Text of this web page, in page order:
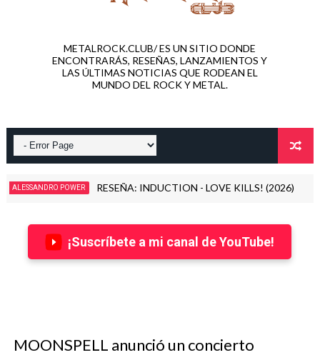
METALROCK.CLUB/ ES UN SITIO DONDE
ENCONTRARÁS, RESEÑAS, LANZAMIENTOS Y
LAS ÚLTIMAS NOTICIAS QUE RODEAN EL
MUNDO DEL ROCK Y METAL.
2026 INSIDIOUS DISEASE, banda formada por miembros de
¡Suscríbete a mi canal de YouTube!
MOONSPELL anunció un concierto